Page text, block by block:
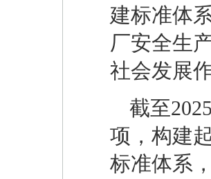
建标准体
厂安全生
社会发展
截至
项，构建
标准体系